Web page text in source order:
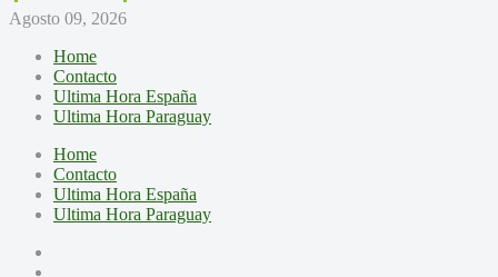
Agosto 09, 2026
Home
Contacto
Ultima Hora España
Ultima Hora Paraguay
Home
Contacto
Ultima Hora España
Ultima Hora Paraguay